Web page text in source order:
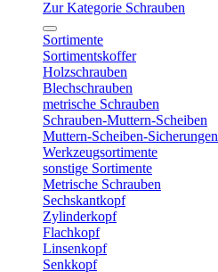
Zur Kategorie Schrauben
Sortimente
Sortimentskoffer
Holzschrauben
Blechschrauben
metrische Schrauben
Schrauben-Muttern-Scheiben
Muttern-Scheiben-Sicherungen
Werkzeugsortimente
sonstige Sortimente
Metrische Schrauben
Sechskantkopf
Zylinderkopf
Flachkopf
Linsenkopf
Senkkopf